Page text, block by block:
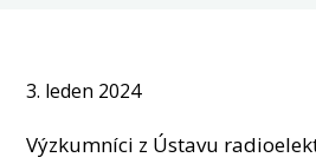
3. leden 2024
Výzkumníci z Ústavu